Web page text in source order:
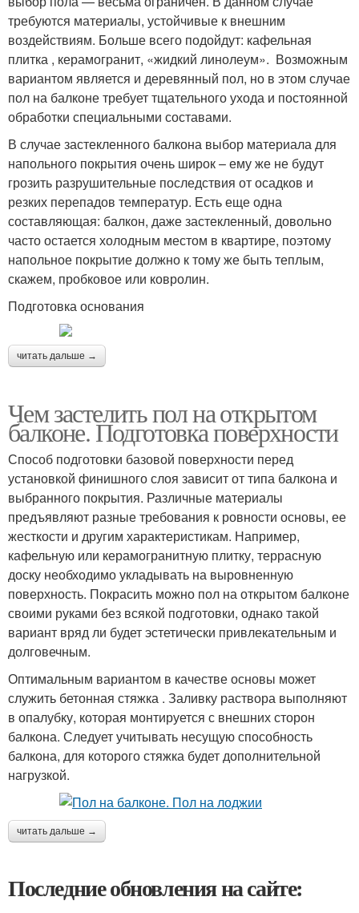
требуются материалы, устойчивые к внешним
воздействиям. Больше всего подойдут: кафельная
плитка , керамогранит, «жидкий линолеум». Возможным
вариантом является и деревянный пол, но в этом случае
пол на балконе требует тщательного ухода и постоянной
обработки специальными составами.
В случае застекленного балкона выбор материала для
напольного покрытия очень широк – ему же не будут
грозить разрушительные последствия от осадков и
резких перепадов температур. Есть еще одна
составляющая: балкон, даже застекленный, довольно
часто остается холодным местом в квартире, поэтому
напольное покрытие должно к тому же быть теплым,
скажем, пробковое или ковролин.
Подготовка основания
читать дальше →
Чем застелить пол на открытом
балконе. Подготовка поверхности
Способ подготовки базовой поверхности перед
установкой финишного слоя зависит от типа балкона и
выбранного покрытия. Различные материалы
предъявляют разные требования к ровности основы, ее
жесткости и другим характеристикам. Например,
кафельную или керамогранитную плитку, террасную
доску необходимо укладывать на выровненную
поверхность. Покрасить можно пол на открытом балконе
своими руками без всякой подготовки, однако такой
вариант вряд ли будет эстетически привлекательным и
долговечным.
Оптимальным вариантом в качестве основы может
служить бетонная стяжка . Заливку раствора выполняют
в опалубку, которая монтируется с внешних сторон
балкона. Следует учитывать несущую способность
балкона, для которого стяжка будет дополнительной
нагрузкой.
читать дальше →
Последние обновления на сайте: